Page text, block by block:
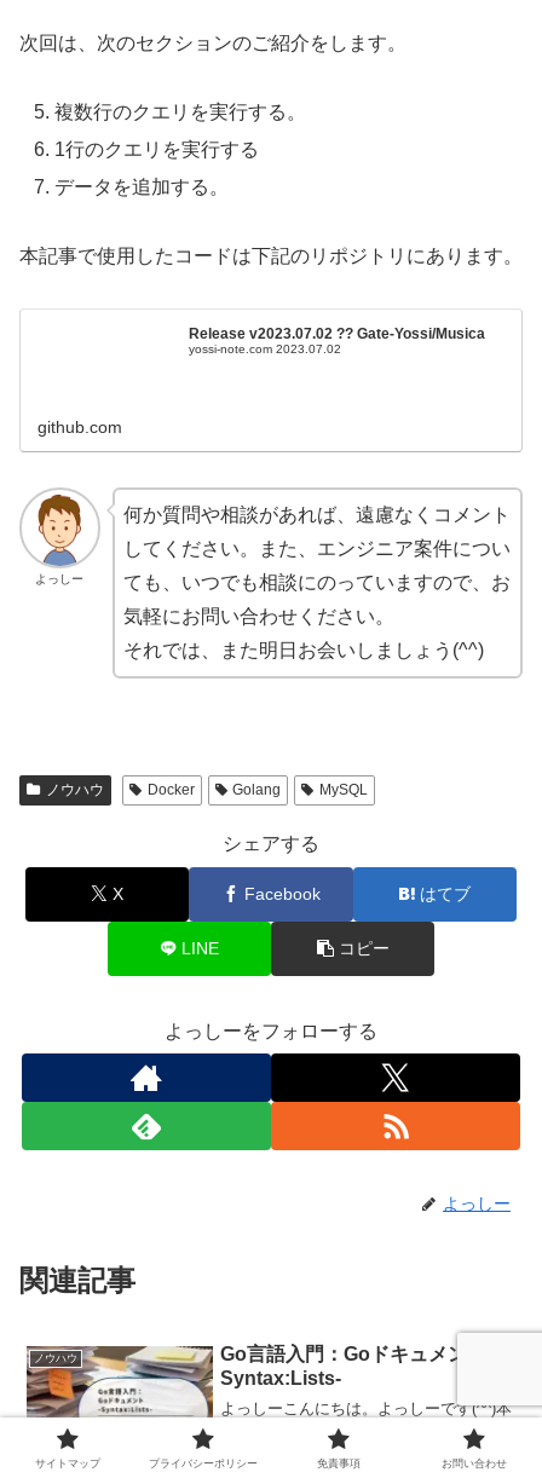
次回は、次のセクションのご紹介をします。
複数行のクエリを実行する。
1行のクエリを実行する
データを追加する。
本記事で使用したコードは下記のリポジトリにあります。
Release v2023.07.02 ?? Gate-Yossi/Musica
yossi-note.com 2023.07.02
github.com
よっしー
何か質問や相談があれば、遠慮なくコメント
してください。また、エンジニア案件につい
ても、いつでも相談にのっていますので、お
気軽にお問い合わせください。
それでは、また明日お会いしましょう(^^)
ノウハウ Docker Golang MySQL
シェアする
X Facebook はてブ
LINE コピー
よっしーをフォローする
よっしー
関連記事
ノウハウ
Go言語入門：Goドキュメント -
Syntax:Lists-
よっしーこんにちは。よっしーです(^^)本
日は、Go言語を効果的に使うためのガイ
ドラインについて解説しています。背景
Go言語を学び始めて、より良いコードを
サイトマップ プライバシーポリシー 免責事項 お問い合わせ